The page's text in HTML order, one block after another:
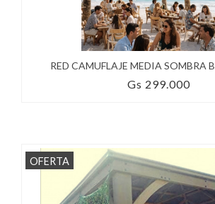
RED CAMUFLAJE MEDIA SOMBRA
Gs 299.000
OFERTA